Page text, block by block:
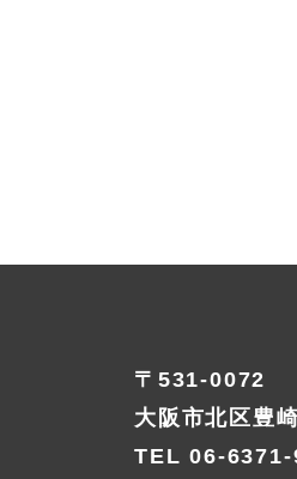
〒531-0072
大阪市北区豊
TEL06-6371-